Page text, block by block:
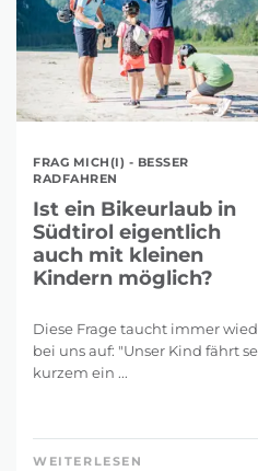
FRAG MICH(I) - BESSER
RADFAHREN
Ist ein Bikeurlaub in
Südtirol eigentlich
auch mit kleinen
Kindern möglich?
Diese Frage taucht immer
bei uns auf: "Unser Kind fährt
kurzem ein ...
WEITERLESEN